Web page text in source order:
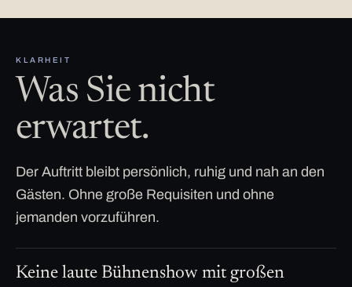
KLARHEIT
Was Sie nicht
erwartet.
Der Auftritt bleibt persönlich, ruhig und nah an den
Gästen. Ohne große Requisiten und ohne
jemanden vorzuführen.
Keine laute Bühnenshow mit großen